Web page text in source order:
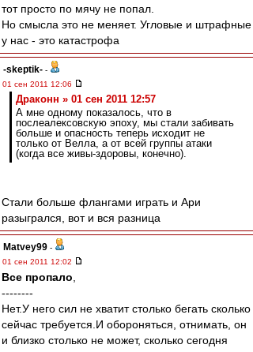
тот просто по мячу не попал.
Но смысла это не меняет. Угловые и штрафные
у нас - это катастрофа
-skeptik- -
01 сен 2011 12:06
Драконн » 01 сен 2011 12:57
А мне одному показалось, что в
послеалексовскую эпоху, мы стали забивать
больше и опасность теперь исходит не
только от Велла, а от всей группы атаки
(когда все живы-здоровы, конечно).
Стали больше флангами играть и Ари
разыгрался, вот и вся разница
Matvey99 -
01 сен 2011 12:02
Все пропало
--------
Нет.У него сил не хватит столько бегать сколько
сейчас требуется.И обороняться, отнимать, он
и близко столько не может, сколько сегодня